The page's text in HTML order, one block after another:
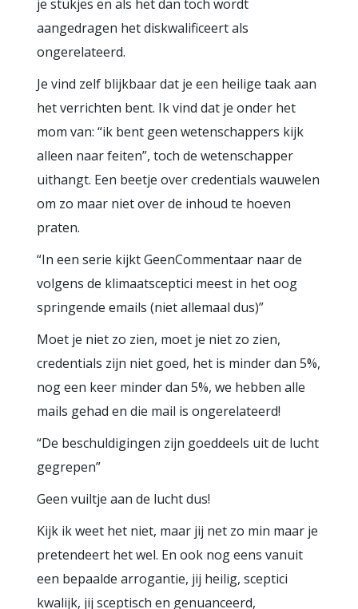
je stukjes en als het dan toch wordt
aangedragen het diskwalificeert als
ongerelateerd.
Je vind zelf blijkbaar dat je een heilige taak aan
het verrichten bent. Ik vind dat je onder het
mom van: “ik bent geen wetenschappers kijk
alleen naar feiten”, toch de wetenschapper
uithangt. Een beetje over credentials wauwelen
om zo maar niet over de inhoud te hoeven
praten.
“In een serie kijkt GeenCommentaar naar de
volgens de klimaatsceptici meest in het oog
springende emails (niet allemaal dus)”
Moet je niet zo zien, moet je niet zo zien,
credentials zijn niet goed, het is minder dan 5%,
nog een keer minder dan 5%, we hebben alle
mails gehad en die mail is ongerelateerd!
“De beschuldigingen zijn goeddeels uit de lucht
gegrepen”
Geen vuiltje aan de lucht dus!
Kijk ik weet het niet, maar jij net zo min maar je
pretendeert het wel. En ook nog eens vanuit
een bepaalde arrogantie, jij heilig, sceptici
kwalijk, jij sceptisch en genuanceerd,